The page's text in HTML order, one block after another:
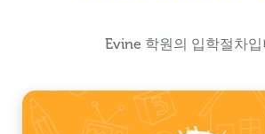
Evine 학원의 입학절차입